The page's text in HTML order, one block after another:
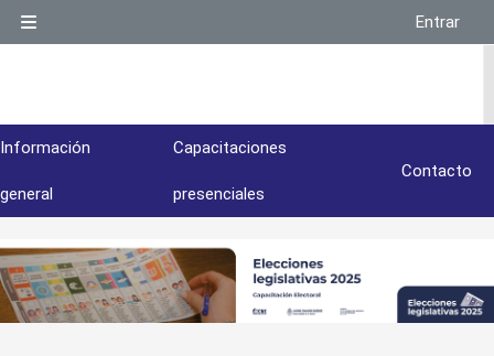
Entrar
Información
general
Capacitaciones
presenciales
Contacto